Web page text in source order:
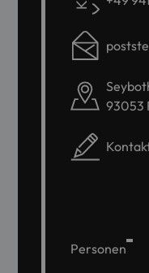
93053
Personen